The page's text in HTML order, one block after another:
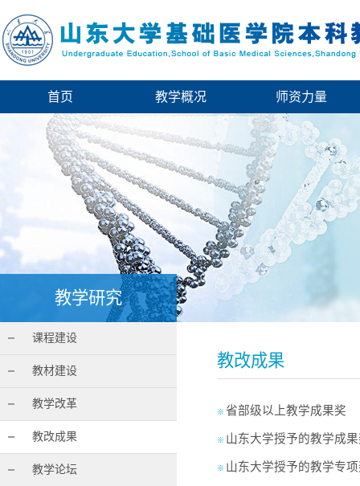
首页 教学概况 师资力量
教学研究
课程建设
教材建设
教学改革
教改成果
教学论坛
教改成果
※ 省部级以上教学成果奖
※ 山东大学授予的教学成
※ 山东大学授予的教学专